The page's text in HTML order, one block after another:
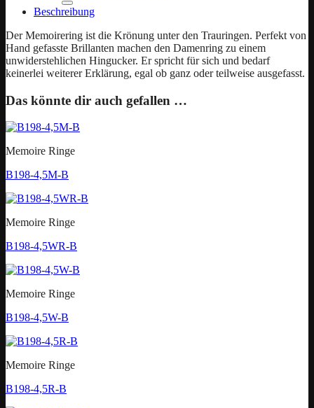
Beschreibung
Der Memoirering ist die Krönung unter den Trauringen. Perfekt von
Hand gefasste Brillanten machen den Damenring zu einem
unwiderstehlichen Hingucker. Er spricht für sich und bedarf
keinerlei weiterer Erklärung, egal ob ganz oder teilweise ausgefasst.
Das könnte dir auch gefallen …
Memoire Ringe
B198-4,5M-B
Memoire Ringe
B198-4,5WR-B
Memoire Ringe
B198-4,5W-B
Memoire Ringe
B198-4,5R-B